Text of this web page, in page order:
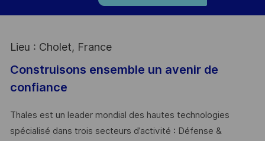
Lieu : Cholet, France
Construisons ensemble un avenir de
confiance
Thales est un leader mondial des hautes technologies
spécialisé dans trois secteurs d’activité : Défense &